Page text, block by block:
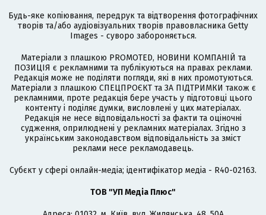
Будь-яке копіювання, передрук та відтворення фотографічних
творів та/або аудіовізуальних творів правовласника Getty
Images - суворо забороняється.
Матеріали з плашкою PROMOTED, НОВИНИ КОМПАНІЙ та
ПОЗИЦІЯ є рекламними та публікуються на правах реклами.
Редакція може не поділяти погляди, які в них промотуються.
Матеріали з плашкою СПЕЦПРОЄКТ та ЗА ПІДТРИМКИ також є
рекламними, проте редакція бере участь у підготовці цього
контенту і поділяє думки, висловлені у цих матеріалах.
Редакція не несе відповідальності за факти та оціночні
судження, оприлюднені у рекламних матеріалах. Згідно з
українським законодавством відповідальність за зміст
реклами несе рекламодавець.
Cубєкт у сфері онлайн-медіа; ідентифікатор медіа - R40-02163.
ТОВ "УП Медіа Плюс"